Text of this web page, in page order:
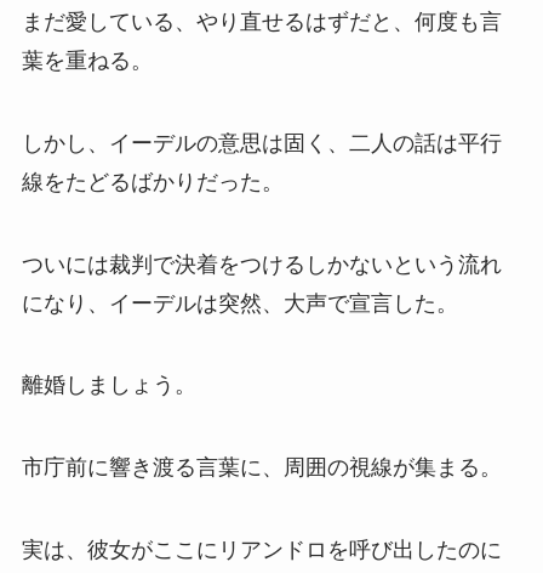
まだ愛している、やり直せるはずだと、何度も言
葉を重ねる。
しかし、イーデルの意思は固く、二人の話は平行
線をたどるばかりだった。
ついには裁判で決着をつけるしかないという流れ
になり、イーデルは突然、大声で宣言した。
離婚しましょう。
市庁前に響き渡る言葉に、周囲の視線が集まる。
実は、彼女がここにリアンドロを呼び出したのに